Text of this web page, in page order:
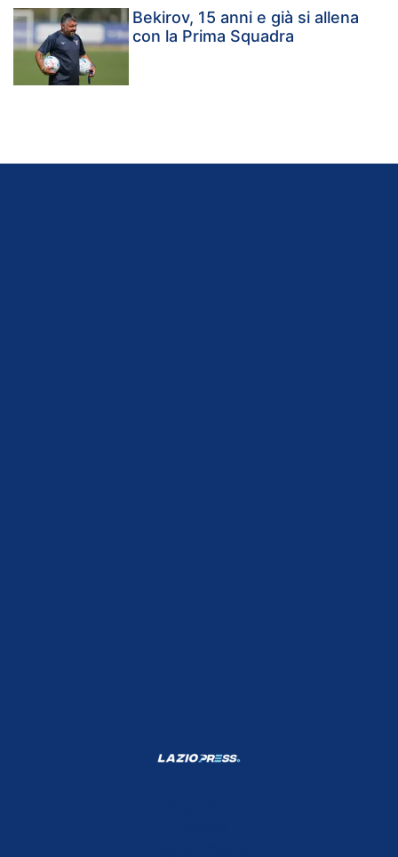
Bekirov, 15 anni e già si allena
con la Prima Squadra